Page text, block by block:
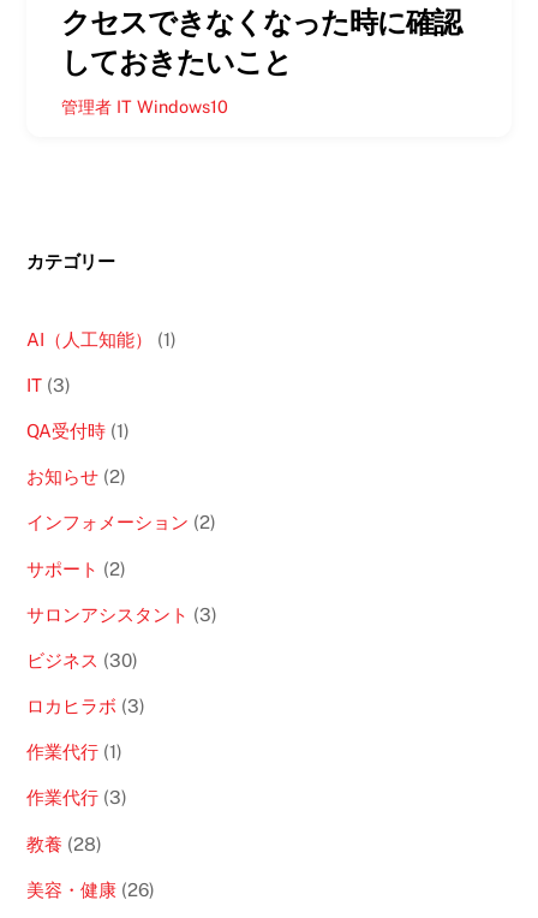
クセスできなくなった時に確認
しておきたいこと
管理者 IT Windows10
カテゴリー
AI（人工知能） (1)
IT (3)
QA受付時 (1)
お知らせ (2)
インフォメーション (2)
サポート (2)
サロンアシスタント (3)
ビジネス (30)
ロカヒラボ (3)
作業代行 (1)
作業代行 (3)
教養 (28)
美容・健康 (26)